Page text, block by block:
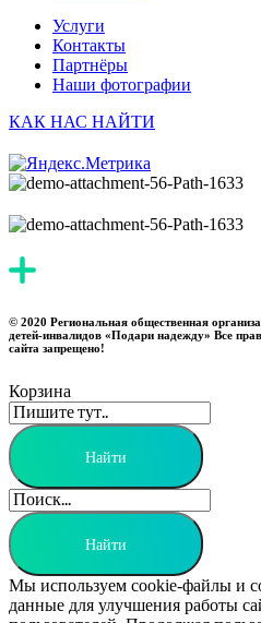
Услуги
Контакты
Партнёры
Наши фотографии
КАК НАС НАЙТИ
© 2020 Региональная общественная
детей-инвалидов «Подари надежду» Все
сайта запрещено!
Корзина
Мы используем cookie-файлы и
данные для улучшения работы